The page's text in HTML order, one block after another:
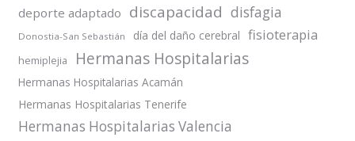
deporte adaptado discapacidad disfagia
Donostia-San Sebastián día del daño cerebral fisioterapia
hemiplejia Hermanas Hospitalarias
Hermanas Hospitalarias Acamán
Hermanas Hospitalarias Tenerife
Hermanas Hospitalarias Valencia